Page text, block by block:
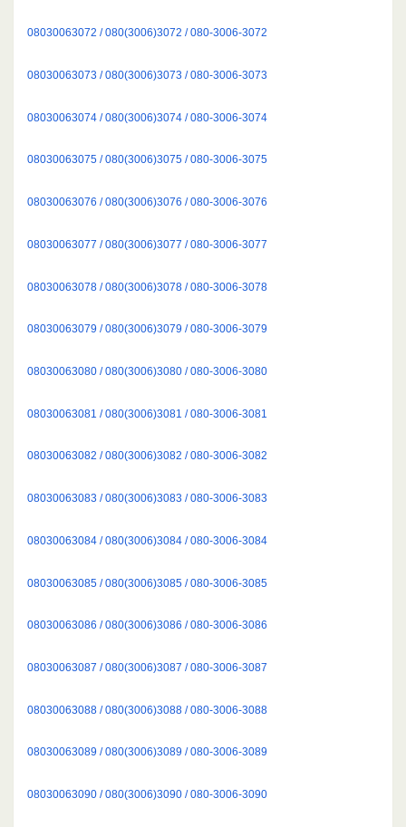
08030063072 / 080(3006)3072 / 080-3006-3072
08030063073 / 080(3006)3073 / 080-3006-3073
08030063074 / 080(3006)3074 / 080-3006-3074
08030063075 / 080(3006)3075 / 080-3006-3075
08030063076 / 080(3006)3076 / 080-3006-3076
08030063077 / 080(3006)3077 / 080-3006-3077
08030063078 / 080(3006)3078 / 080-3006-3078
08030063079 / 080(3006)3079 / 080-3006-3079
08030063080 / 080(3006)3080 / 080-3006-3080
08030063081 / 080(3006)3081 / 080-3006-3081
08030063082 / 080(3006)3082 / 080-3006-3082
08030063083 / 080(3006)3083 / 080-3006-3083
08030063084 / 080(3006)3084 / 080-3006-3084
08030063085 / 080(3006)3085 / 080-3006-3085
08030063086 / 080(3006)3086 / 080-3006-3086
08030063087 / 080(3006)3087 / 080-3006-3087
08030063088 / 080(3006)3088 / 080-3006-3088
08030063089 / 080(3006)3089 / 080-3006-3089
08030063090 / 080(3006)3090 / 080-3006-3090